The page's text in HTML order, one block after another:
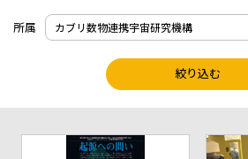
所属
絞り込む